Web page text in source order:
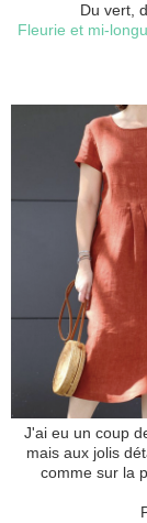
Du vert,
Fleurie et mi-
J'ai eu un coup
mais aux jolis
comme sur la